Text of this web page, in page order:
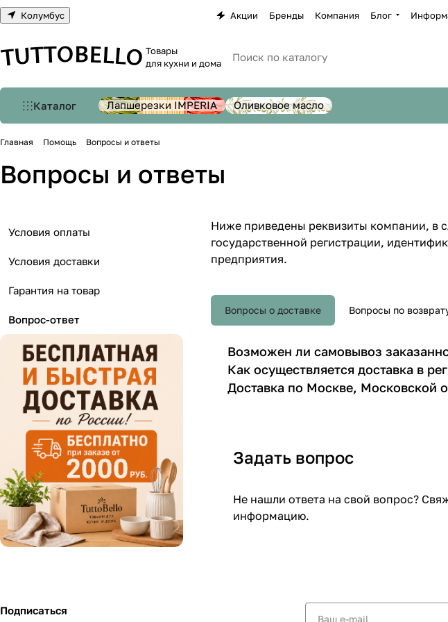
Колумбус Акции Бренды Компания Блог
Товары
для кухни и дома
Каталог Лапшерезки IMPERIA Оливковое масло
Главная Помощь Вопросы и ответы
Вопросы и ответы
Ниже приведены реквизиты компании, в
государственной регистрации,
предприятия.
Вопросы о доставке Вопросы по
Возможен ли самовывоз
Как осуществляется доставка в
Доставка по Москве, Московской
Задать вопрос
Не нашли ответа на свой вопрос?
информацию.
Условия оплаты
Условия доставки
Гарантия на товар
Вопрос-ответ
Подписаться